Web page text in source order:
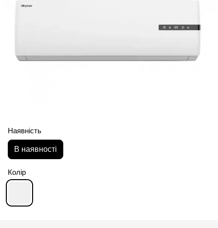
Наявність
В наявності
Колір